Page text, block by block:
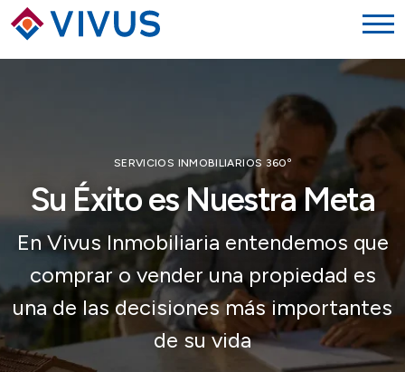
SERVICIOS INMOBILIARIOS 360º
Su Éxito es Nuestra Meta
En Vivus Inmobiliaria entendemos que
comprar o vender una propiedad es
una de las decisiones más importantes
de su vida